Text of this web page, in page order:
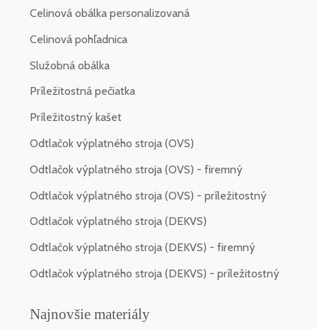
Celinová obálka personalizovaná
Celinová pohľadnica
Služobná obálka
Príležitostná pečiatka
Príležitostný kašet
Odtlačok výplatného stroja (OVS)
Odtlačok výplatného stroja (OVS) - firemný
Odtlačok výplatného stroja (OVS) - príležitostný
Odtlačok výplatného stroja (DEKVS)
Odtlačok výplatného stroja (DEKVS) - firemný
Odtlačok výplatného stroja (DEKVS) - príležitostný
Najnovšie materiály